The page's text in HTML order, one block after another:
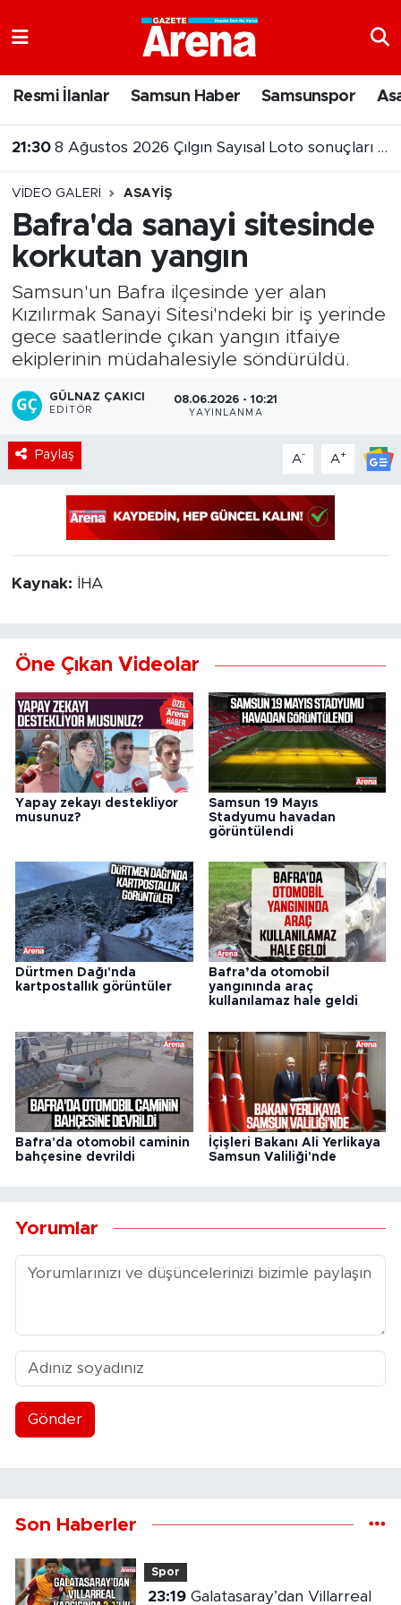
Resmi İlanlar Samsun Haber Samsunspor
21:30 8 Ağustos 2026 Çılgın Sayısal Loto sonuçları belli oldu
VIDEO GALERI ASAYIŞ
Bafra'da sanayi sitesinde
korkutan yangın
Samsun'un Bafra ilçesinde yer alan
Kızılırmak Sanayi Sitesi'ndeki bir iş yerinde
gece saatlerinde çıkan yangın itfaiye
ekiplerinin müdahalesiyle söndürüldü.
GÜLNAZ ÇAKICI
EDITÖR
08.06.2026 - 10:21
YAYINLANMA
Paylaş A- A+
Kaynak: İHA
Öne Çıkan Videolar
Yapay zekayı destekliyor
musunuz?
Samsun 19 Mayıs
Stadyumu havadan
görüntülendi
Dürtmen Dağı'nda
kartpostallık görüntüler
Bafra’da otomobil
yangınında araç
kullanılamaz hale geldi
Bafra'da otomobil caminin
bahçesine devrildi
İçişleri Bakanı Ali Yerlikaya
Samsun Valiliği'nde
Yorumlar
Gönder
Son Haberler
Spor
23:19Galatasaray’dan Villarreal
Samsun Namaz Vakitleri
Süper Lig Puan Durumu ve Fikstür
Tüm Manşetler
Son Dakika Haberleri
Haber Arşivi